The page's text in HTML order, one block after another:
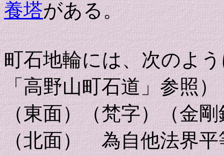
養塔がある。
町石地輪には、次のよ
「高野山町石道」参照）
（東面）（梵字）（金
（北面） 為自他法界平